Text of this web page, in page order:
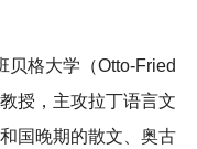
贝格大学（Otto-Fried
授，主攻拉丁语言文
国晚期的散文、奥古